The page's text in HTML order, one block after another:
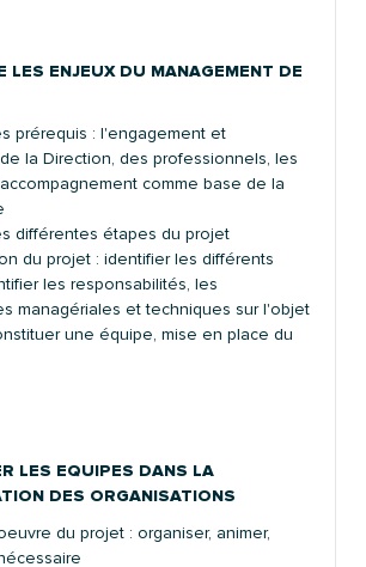
LES ENJEUX DU MANAGEMENT DE
prérequis : l'engagement et
la Direction, des professionnels, les
comme base de la
différentes étapes du projet
du projet : identifier les différents
les responsabilités, les
managériales et techniques sur l'objet
une équipe, mise en place du
LES EQUIPES DANS LA
DES ORGANISATIONS
du projet : organiser, animer,